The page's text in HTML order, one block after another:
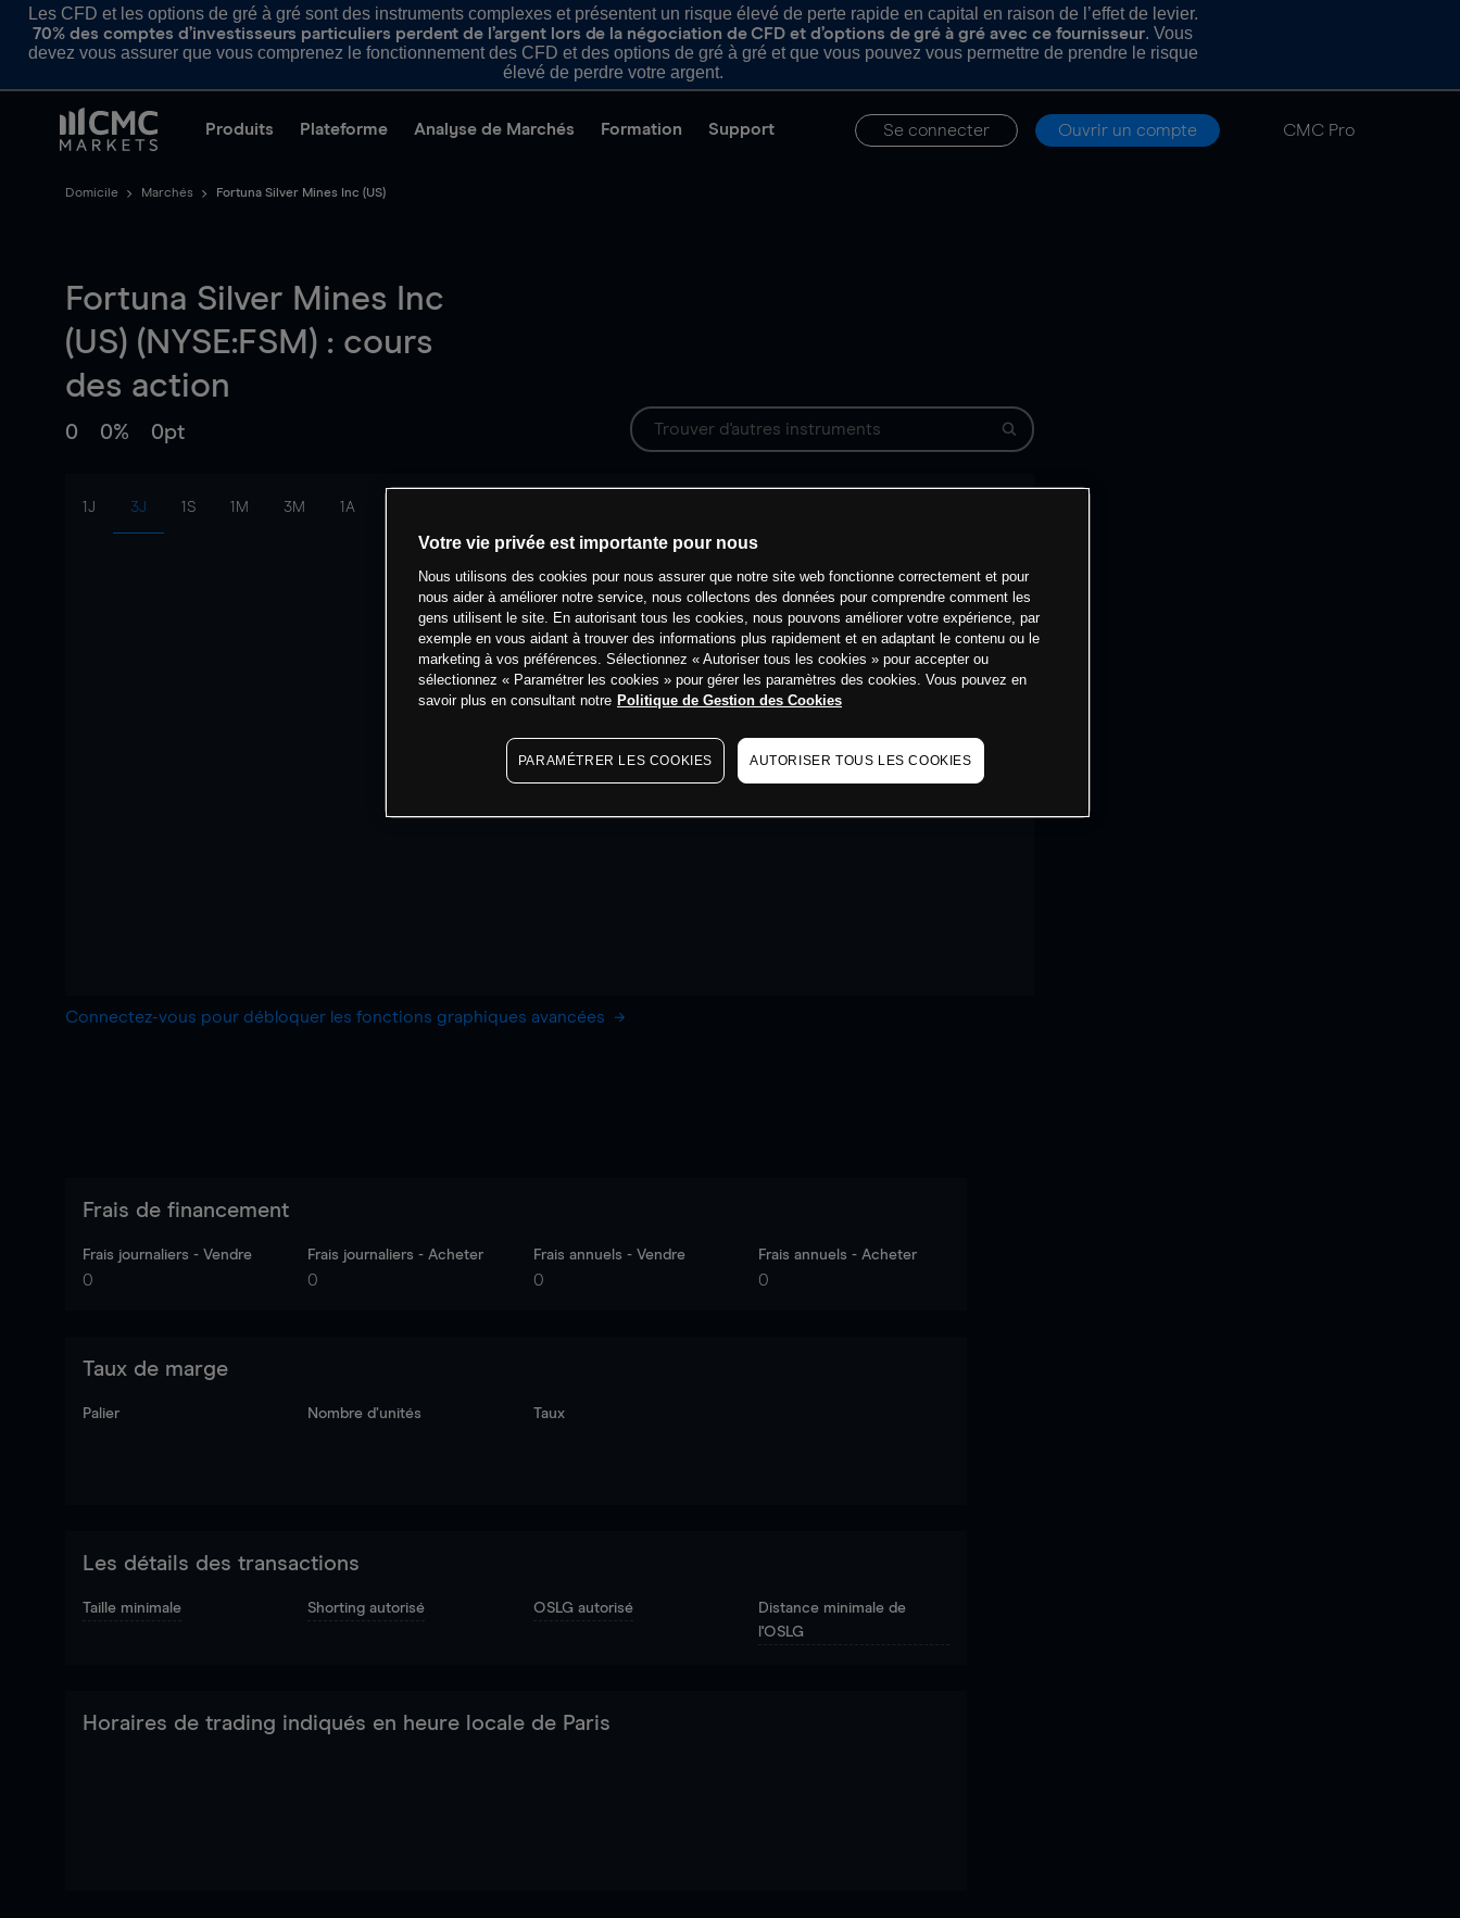
Les CFD et les options de gré à gré sont des instruments complexes et présentent un risque élevé de perte rapide en capital en raison de l’effet de levier.
70% des comptes d’investisseurs particuliers perdent de l’argent lors de la négociation de CFD et d’options de gré à gré avec ce fournisseur. Vous
devez vous assurer que vous comprenez le fonctionnement des CFD et des options de gré à gré et que vous pouvez vous permettre de prendre le risque
élevé de perdre votre argent.
Produits Plateforme Analyse de Marchés Formation Support Se connecter Ouvrir un compte CMC Pro
Domicile Marchés Fortuna Silver Mines Inc (US)
Fortuna Silver Mines Inc
(US) (NYSE:FSM) : cours
des action
0 0% 0pt
1J 3J 1S 1M 3M 1A
Connectez-vous pour débloquer les fonctions graphiques avancées
Frais de financement
Frais journaliers - Vendre
0
Frais journaliers - Acheter
0
Frais annuels - Vendre
0
Frais annuels - Acheter
0
Taux de marge
Palier Nombre d’unités Taux
Les détails des transactions
Taille minimale Shorting autorisé OSLG autorisé
Distance minimale de
l'OSLG
Horaires de trading indiqués en heure locale de Paris
Votre vie privée est importante pour nous
Nous utilisons des cookies pour nous assurer que notre site web fonctionne correctement et pour
nous aider à améliorer notre service, nous collectons des données pour comprendre comment les
gens utilisent le site. En autorisant tous les cookies, nous pouvons améliorer votre expérience, par
exemple en vous aidant à trouver des informations plus rapidement et en adaptant le contenu ou le
marketing à vos préférences. Sélectionnez « Autoriser tous les cookies » pour accepter ou
sélectionnez « Paramétrer les cookies » pour gérer les paramètres des cookies. Vous pouvez en
savoir plus en consultant notre Politique de Gestion des Cookies
PARAMÉTRER LES COOKIES AUTORISER TOUS LES COOKIES